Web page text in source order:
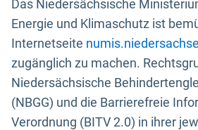
Das Niedersächsische
Energie und Klimaschutz ist
Internetseite
zugänglich zu machen.
Niedersächsische
(NBGG) und die Barrierefreie
Verordnung (BITV 2.0) in ihrer